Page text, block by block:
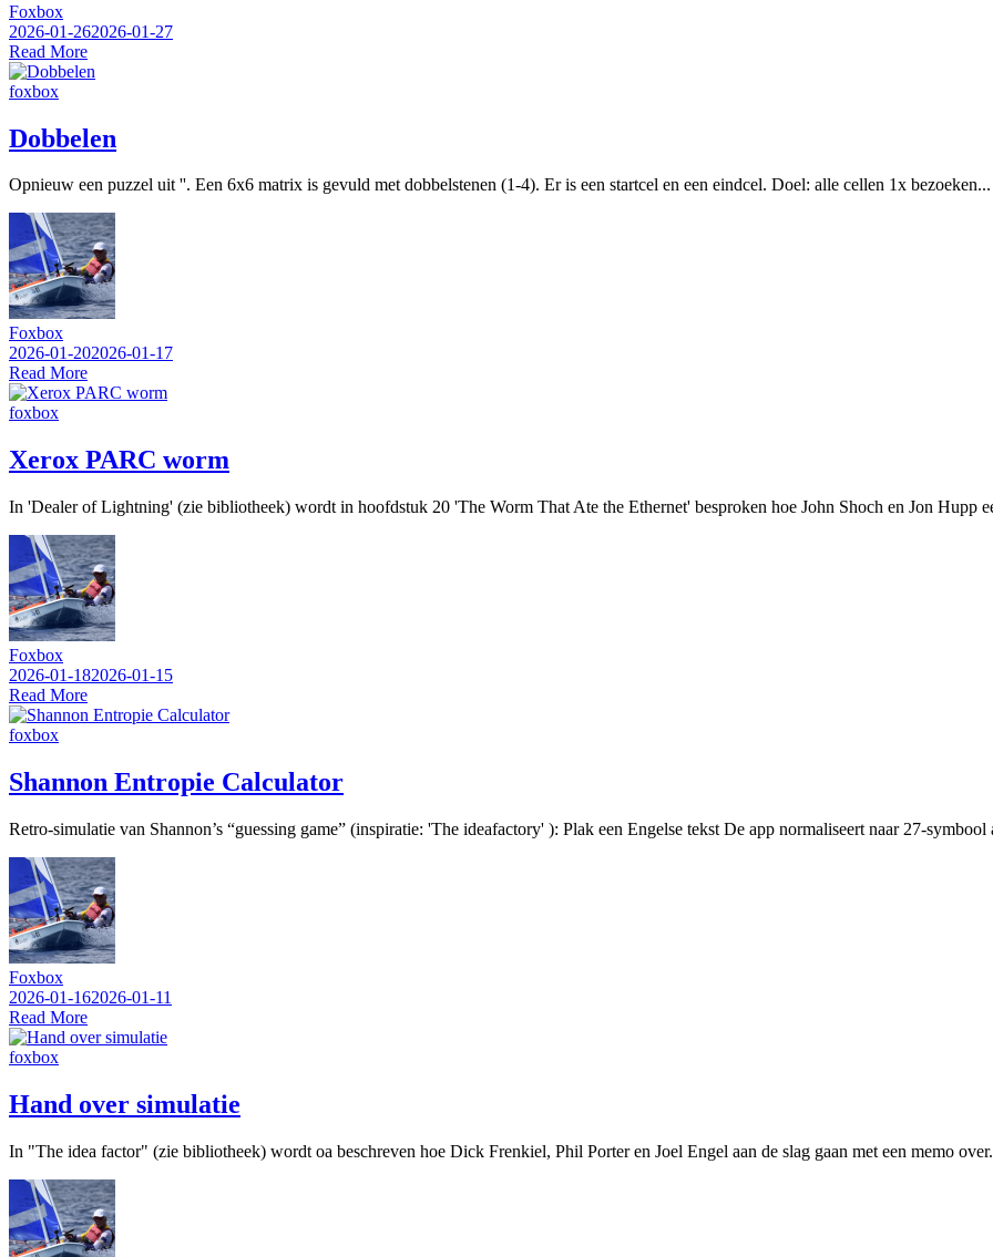
Foxbox
2026-01-262026-01-27
Read More
foxbox
Dobbelen
Opnieuw een puzzel uit ''. Een 6x6 matrix is gevuld met dobbelstenen (1-4). Er is een startcel en een eindcel. Doel: alle cellen 1x bezoeken...
Foxbox
2026-01-202026-01-17
Read More
foxbox
Xerox PARC worm
In 'Dealer of Lightning' (zie bibliotheek) wordt in hoofdstuk 20 'The Worm That Ate the Ethernet' besproken hoe John Shoch en Jon Hupp
Foxbox
2026-01-182026-01-15
Read More
foxbox
Shannon Entropie Calculator
Retro‑simulatie van Shannon’s “guessing game” (inspiratie: 'The ideafactory' ): Plak een Engelse tekst De app normaliseert naar
Foxbox
2026-01-162026-01-11
Read More
foxbox
Hand over simulatie
In "The idea factor" (zie bibliotheek) wordt oa beschreven hoe Dick Frenkiel, Phil Porter en Joel Engel aan de slag gaan met een memo